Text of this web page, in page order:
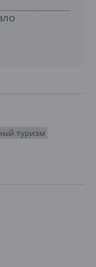
туризм